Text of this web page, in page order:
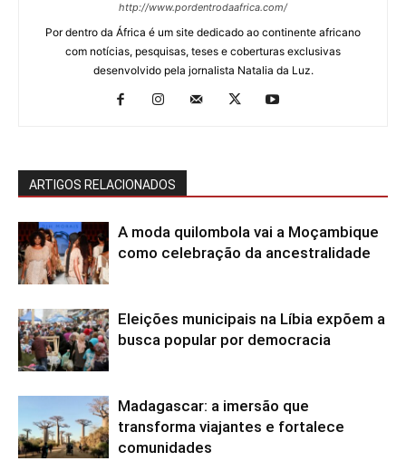
http://www.pordentrodaafrica.com/
Por dentro da África é um site dedicado ao continente africano
com notícias, pesquisas, teses e coberturas exclusivas
desenvolvido pela jornalista Natalia da Luz.
ARTIGOS RELACIONADOS
A moda quilombola vai a Moçambique
como celebração da ancestralidade
Eleições municipais na Líbia expõem a
busca popular por democracia
Madagascar: a imersão que
transforma viajantes e fortalece
comunidades